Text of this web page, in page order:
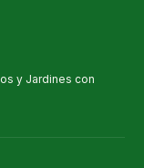
y Jardines con